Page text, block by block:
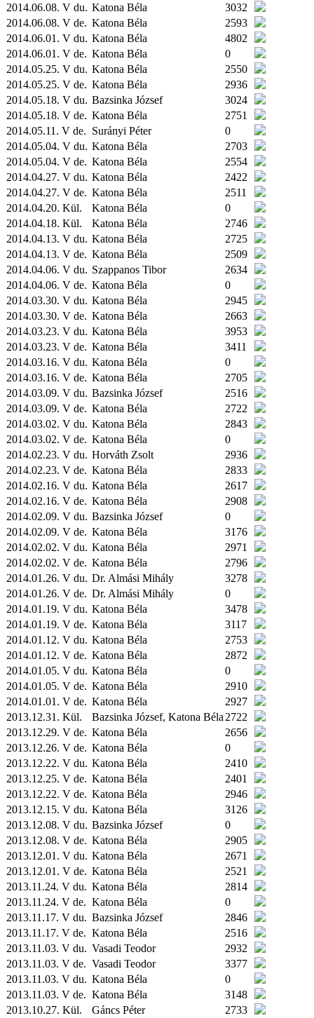
2014.06.08. V du. Katona Béla
3032
2014.06.08. V de. Katona Béla
2593
2014.06.01. V du. Katona Béla
4802
2014.06.01. V de. Katona Béla
0
2014.05.25. V du. Katona Béla
2550
2014.05.25. V de. Katona Béla
2936
2014.05.18. V du. Bazsinka József
3024
2014.05.18. V de. Katona Béla
2751
2014.05.11. V de. Surányi Péter
0
2014.05.04. V du. Katona Béla
2703
2014.05.04. V de. Katona Béla
2554
2014.04.27. V du. Katona Béla
2422
2014.04.27. V de. Katona Béla
2511
2014.04.20. Kül. Katona Béla
0
2014.04.18. Kül. Katona Béla
2746
2014.04.13. V du. Katona Béla
2725
2014.04.13. V de. Katona Béla
2509
2014.04.06. V du. Szappanos Tibor
2634
2014.04.06. V de. Katona Béla
0
2014.03.30. V du. Katona Béla
2945
2014.03.30. V de. Katona Béla
2663
2014.03.23. V du. Katona Béla
3953
2014.03.23. V de. Katona Béla
3411
2014.03.16. V du. Katona Béla
0
2014.03.16. V de. Katona Béla
2705
2014.03.09. V du. Bazsinka József
2516
2014.03.09. V de. Katona Béla
2722
2014.03.02. V du. Katona Béla
2843
2014.03.02. V de. Katona Béla
0
2014.02.23. V du. Horváth Zsolt
2936
2014.02.23. V de. Katona Béla
2833
2014.02.16. V du. Katona Béla
2617
2014.02.16. V de. Katona Béla
2908
2014.02.09. V du. Bazsinka József
0
2014.02.09. V de. Katona Béla
3176
2014.02.02. V du. Katona Béla
2971
2014.02.02. V de. Katona Béla
2796
2014.01.26. V du. Dr. Almási Mihály
3278
2014.01.26. V de. Dr. Almási Mihály
0
2014.01.19. V du. Katona Béla
3478
2014.01.19. V de. Katona Béla
3117
2014.01.12. V du. Katona Béla
2753
2014.01.12. V de. Katona Béla
2872
2014.01.05. V du. Katona Béla
0
2014.01.05. V de. Katona Béla
2910
2014.01.01. V de. Katona Béla
2927
2013.12.31. Kül. Bazsinka József, Katona Béla 2722
2013.12.29. V de. Katona Béla
2656
2013.12.26. V de. Katona Béla
0
2013.12.22. V du. Katona Béla
2410
2013.12.25. V de. Katona Béla
2401
2013.12.22. V de. Katona Béla
2946
2013.12.15. V du. Katona Béla
3126
2013.12.08. V du. Bazsinka József
0
2013.12.08. V de. Katona Béla
2905
2013.12.01. V du. Katona Béla
2671
2013.12.01. V de. Katona Béla
2521
2013.11.24. V du. Katona Béla
2814
2013.11.24. V de. Katona Béla
0
2013.11.17. V du. Bazsinka József
2846
2013.11.17. V de. Katona Béla
2516
2013.11.03. V du. Vasadi Teodor
2932
2013.11.03. V de. Vasadi Teodor
3377
2013.11.03. V du. Katona Béla
0
2013.11.03. V de. Katona Béla
3148
2013.10.27. Kül. Gáncs Péter 2733